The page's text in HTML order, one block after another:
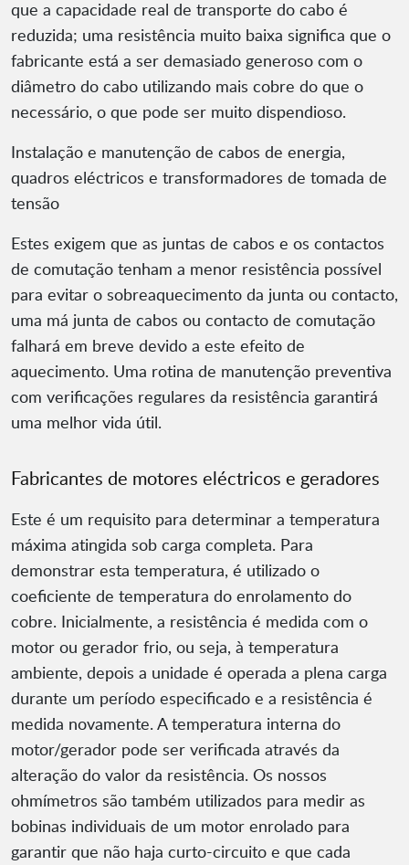
que a capacidade real de transporte do cabo é
reduzida; uma resistência muito baixa significa que o
fabricante está a ser demasiado generoso com o
diâmetro do cabo utilizando mais cobre do que o
necessário, o que pode ser muito dispendioso.
Instalação e manutenção de cabos de energia,
quadros eléctricos e transformadores de tomada de
tensão
Estes exigem que as juntas de cabos e os contactos
de comutação tenham a menor resistência possível
para evitar o sobreaquecimento da junta ou contacto,
uma má junta de cabos ou contacto de comutação
falhará em breve devido a este efeito de
aquecimento. Uma rotina de manutenção preventiva
com verificações regulares da resistência garantirá
uma melhor vida útil.
Fabricantes de motores eléctricos e geradores
Este é um requisito para determinar a temperatura
máxima atingida sob carga completa. Para
demonstrar esta temperatura, é utilizado o
coeficiente de temperatura do enrolamento do
cobre. Inicialmente, a resistência é medida com o
motor ou gerador frio, ou seja, à temperatura
ambiente, depois a unidade é operada a plena carga
durante um período especificado e a resistência é
medida novamente. A temperatura interna do
motor/gerador pode ser verificada através da
alteração do valor da resistência. Os nossos
ohmímetros são também utilizados para medir as
bobinas individuais de um motor enrolado para
garantir que não haja curto-circuito e que cada